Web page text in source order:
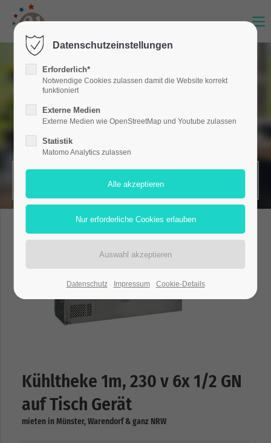
MERKZETTEL (0)
Kühltheke 1m, 230 v 6x 1/2 GN
auf Tisch Gerät
mieten in Münster, Warendorf & ganz NRW
Datenschutzeinstellungen
Erforderlich*
Notwendige Cookies zulassen damit die Website korrekt
funktioniert
Externe Medien
Externe Medien wie OpenStreetMap und Youtube zulassen
Statistik
Matomo Analytics zulassen
Datenschutz Impressum Cookie-Details